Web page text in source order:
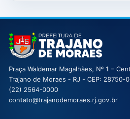
Prefeitura Municipal de
Praça Waldemar Magalhães, Nº 1 –
Trajano de Moraes - RJ - CEP: 28750-
(22) 2564-0000
contato@trajanodemoraes.rj.gov.br